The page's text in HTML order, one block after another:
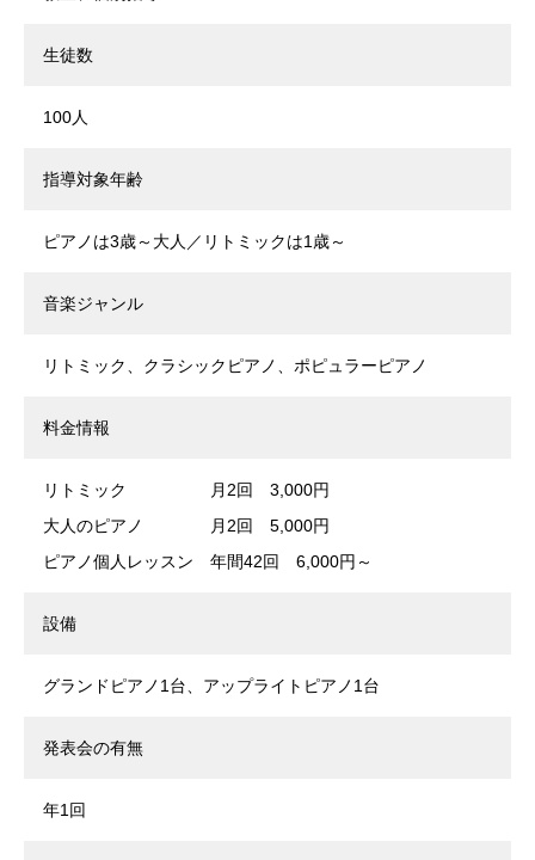
生徒数
100人
指導対象年齢
ピアノは3歳～大人／リトミックは1歳～
音楽ジャンル
リトミック、クラシックピアノ、ポピュラーピアノ
料金情報
リトミック 月2回 3,000円
大人のピアノ 月2回 5,000円
ピアノ個人レッスン 年間42回 6,000円～
設備
グランドピアノ1台、アップライトピアノ1台
発表会の有無
年1回